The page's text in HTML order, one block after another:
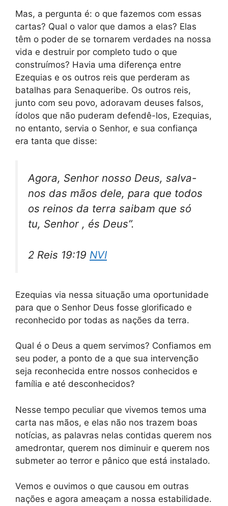
Mas, a pergunta é: o que fazemos com essas
cartas? Qual o valor que damos a elas? Elas
têm o poder de se tornarem verdades na nossa
vida e destruir por completo tudo o que
construímos? Havia uma diferença entre
Ezequias e os outros reis que perderam as
batalhas para Senaqueribe. Os outros reis,
junto com seu povo, adoravam deuses falsos,
ídolos que não puderam defendê-los, Ezequias,
no entanto, servia o Senhor, e sua confiança
era tanta que disse:
Agora, Senhor nosso Deus, salva-
nos das mãos dele, para que todos
os reinos da terra saibam que só
tu, Senhor , és Deus”.
2 Reis 19:19 NVI
Ezequias via nessa situação uma oportunidade
para que o Senhor Deus fosse glorificado e
reconhecido por todas as nações da terra.
Qual é o Deus a quem servimos? Confiamos em
seu poder, a ponto de a que sua intervenção
seja reconhecida entre nossos conhecidos e
família e até desconhecidos?
Nesse tempo peculiar que vivemos temos uma
carta nas mãos, e elas não nos trazem boas
notícias, as palavras nelas contidas querem nos
amedrontar, querem nos diminuir e querem nos
submeter ao terror e pânico que está instalado.
Vemos e ouvimos o que causou em outras
nações e agora ameaçam a nossa estabilidade.